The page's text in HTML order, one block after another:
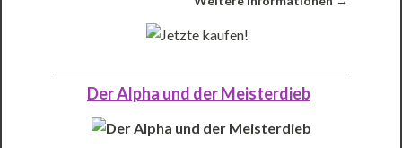
Der Alpha und der Meisterdieb